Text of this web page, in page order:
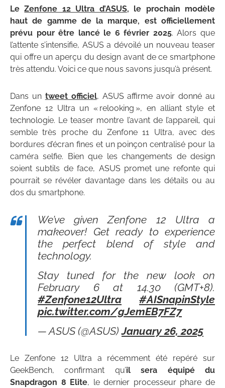
LeZenfone 12 Ultra d’ASUS, le prochain modèle
haut de gamme de la marque, est officiellement
prévu pour être lancé le 6 février 2025. Alors que
l’attente s’intensifie, ASUS a dévoilé un nouveau teaser
qui offre un aperçu du design avant de ce smartphone
très attendu. Voici ce que nous savons jusqu’à présent.
Dans un tweet officiel, ASUS affirme avoir donné au
Zenfone 12 Ultra un « relooking », en alliant style et
technologie. Le teaser montre l’avant de l’appareil, qui
semble très proche du Zenfone 11 Ultra, avec des
bordures d’écran fines et un poinçon centralisé pour la
caméra selfie. Bien que les changements de design
soient subtils de face, ASUS promet une refonte qui
pourrait se révéler davantage dans les détails ou au
dos du smartphone.
We’ve given Zenfone 12 Ultra a
makeover! Get ready to experience
the perfect blend of style and
technology.
Stay tuned for the new look on
February 6 at 14.30 (GMT+8).
#Zenfone12Ultra
#AISnapinStyle
pic.twitter.com/gJemEB7FZ7
— ASUS (@ASUS)January 26, 2025
Le Zenfone 12 Ultra a récemment été repéré sur
GeekBench, confirmant qu’il sera équipé du
Snapdragon 8 Elite, le dernier processeur phare de